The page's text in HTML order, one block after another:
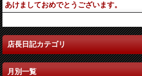
あけましておめでとうございます。
店長日記カテゴリ
月別一覧